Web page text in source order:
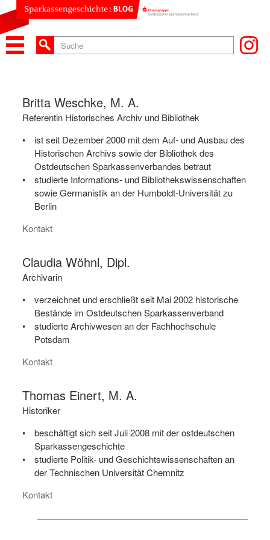
Britta Weschke, M. A.
Referentin Historisches Archiv und Bibliothek
ist seit Dezember 2000 mit dem Auf- und Ausbau des
Historischen Archivs sowie der Bibliothek des
Ostdeutschen Sparkassenverbandes betraut
studierte Informations- und Bibliothekswissenschaften
sowie Germanistik an der Humboldt-Universität zu
Berlin
Kontakt
Claudia Wöhnl, Dipl.
Archivarin
verzeichnet und erschließt seit Mai 2002 historische
Bestände im Ostdeutschen Sparkassenverband
studierte Archivwesen an der Fachhochschule
Potsdam
Kontakt
Thomas Einert, M. A.
Historiker
beschäftigt sich seit Juli 2008 mit der ostdeutschen
Sparkassengeschichte
studierte Politik- und Geschichtswissenschaften an
der Technischen Universität Chemnitz
Kontakt